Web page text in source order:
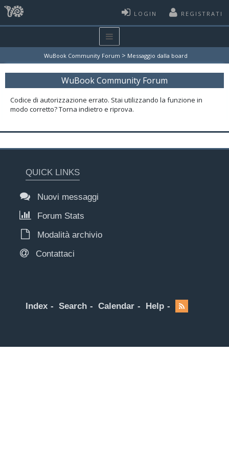
LOGIN REGISTRATI
WuBook Community Forum > Messaggio dalla board
WuBook Community Forum
Codice di autorizzazione errato. Stai utilizzando la funzione in
modo corretto? Torna indietro e riprova.
QUICK LINKS
Nuovi messaggi
Forum Stats
Modalità archivio
Contattaci
Index Search Calendar Help